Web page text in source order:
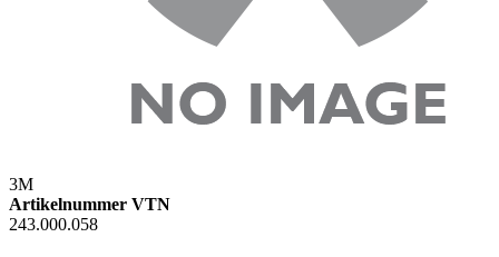
3M
Artikelnummer VTN
243.000.058